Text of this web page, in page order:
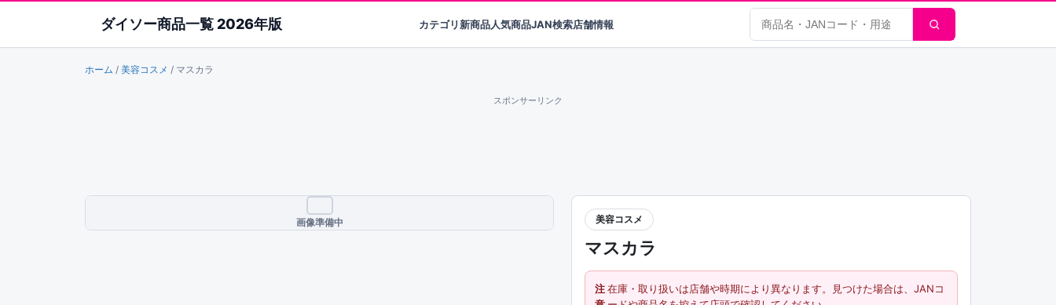
ダイソー商品一覧 2026年版 カテゴリ新商品人気商品JAN検索店舗情報 商品検索
ホーム / 美容コスメ / マスカラ
スポンサーリンク
画像準備中 美容コスメ
マスカラ
注在庫・取り扱いは店舗や時期により異なります。見つけた場合は、JANコ